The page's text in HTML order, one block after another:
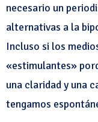
necesario un
alternativas a la
Incluso si los
«estimulantes»
una claridad y una
tengamos